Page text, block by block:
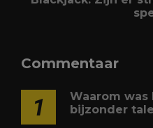
Commentaar
1
Waarom was
bijzonder